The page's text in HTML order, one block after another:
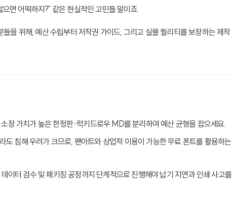
면 어떡하지?" 같은 현실적인 고민들 말이죠.
을 위해, 예산 수립부터 저작권 가이드, 그리고 실물 퀄리티를 보장하는 제작
장 가치가 높은 한정판·럭키드로우 MD를 분리하여 예산 균형을 잡으세요.
도 침해 우려가 크므로, 팬아트와 상업적 이용이 가능한 무료 폰트를 활용하는
이터 검수 및 패키징 공정까지 단계적으로 진행해야 납기 지연과 인쇄 사고를